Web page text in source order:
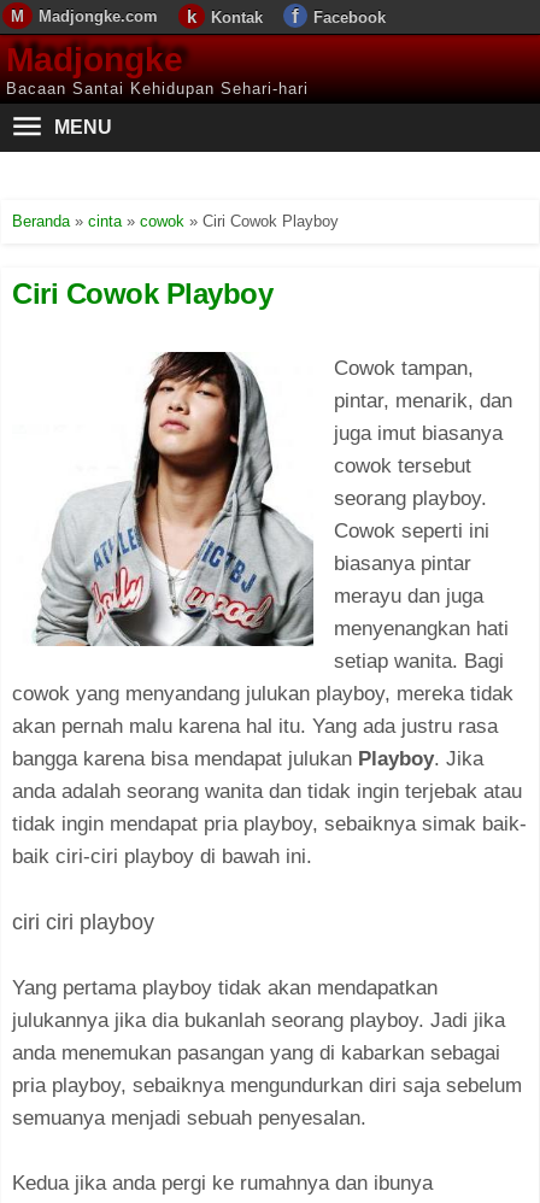
Madjongke.com Kontak Facebook
Madjongke
Bacaan Santai Kehidupan Sehari-hari
MENU
Beranda» cinta» cowok » Ciri Cowok Playboy
Ciri Cowok Playboy
Cowok tampan,
pintar, menarik, dan
juga imut biasanya
cowok tersebut
seorang playboy.
Cowok seperti ini
biasanya pintar
merayu dan juga
menyenangkan hati
setiap wanita. Bagi
cowok yang menyandang julukan playboy, mereka tidak
akan pernah malu karena hal itu. Yang ada justru rasa
bangga karena bisa mendapat julukan Playboy. Jika
anda adalah seorang wanita dan tidak ingin terjebak atau
tidak ingin mendapat pria playboy, sebaiknya simak baik-
baik ciri-ciri playboy di bawah ini.
ciri ciri playboy
Yang pertama playboy tidak akan mendapatkan
julukannya jika dia bukanlah seorang playboy. Jadi jika
anda menemukan pasangan yang di kabarkan sebagai
pria playboy, sebaiknya mengundurkan diri saja sebelum
semuanya menjadi sebuah penyesalan.
Kedua jika anda pergi ke rumahnya dan ibunya